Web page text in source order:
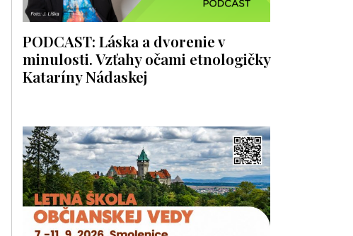
PODCAST: Láska a dvorenie v
minulosti. Vzťahy očami etnologičky
Kataríny Nádaskej